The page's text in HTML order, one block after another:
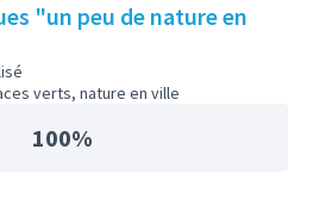
"un peu de nature en
verts, nature en ville
100%